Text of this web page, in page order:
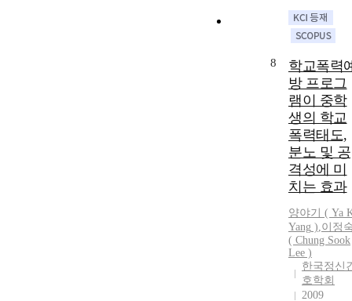
8
학교폭력
방 프로그
램이 중학
생의 학교
폭력태도,
분노 및 공
격성에 미
치는 효과
양야기 ( Ya
Yang ),이정
( Chung Sook
Lee )
한국정신
호학회
2009